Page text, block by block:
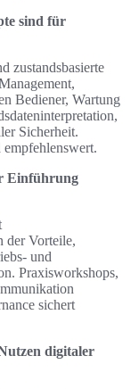
sind für
zustandsbasierte
Bediener, Wartung
Sicherheit.
Einführung
der Vorteile,
und
Praxisworkshops,
sichert
digitaler